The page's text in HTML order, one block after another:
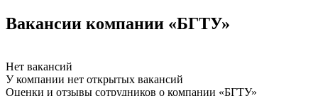
Вакансии компании «БГТУ»
Нет вакансий
У компании нет открытых вакансий
Оценки и отзывы сотрудников о компании «БГТУ»